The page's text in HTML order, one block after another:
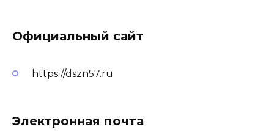
Официальный сайт
https://dszn57.ru
Электронная почта